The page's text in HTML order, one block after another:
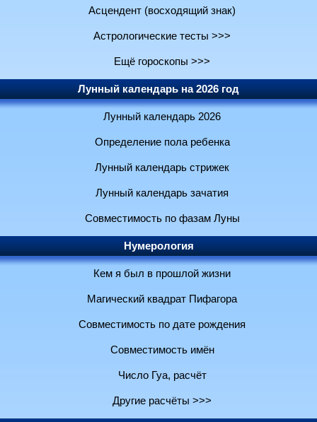
Асцендент (восходящий знак)
Астрологические тесты >>>
Ещё гороскопы >>>
Лунный календарь на 2026 год
Лунный календарь 2026
Определение пола ребенка
Лунный календарь стрижек
Лунный календарь зачатия
Совместимость по фазам Луны
Нумерология
Кем я был в прошлой жизни
Магический квадрат Пифагора
Совместимость по дате рождения
Совместимость имён
Число Гуа, расчёт
Другие расчёты >>>